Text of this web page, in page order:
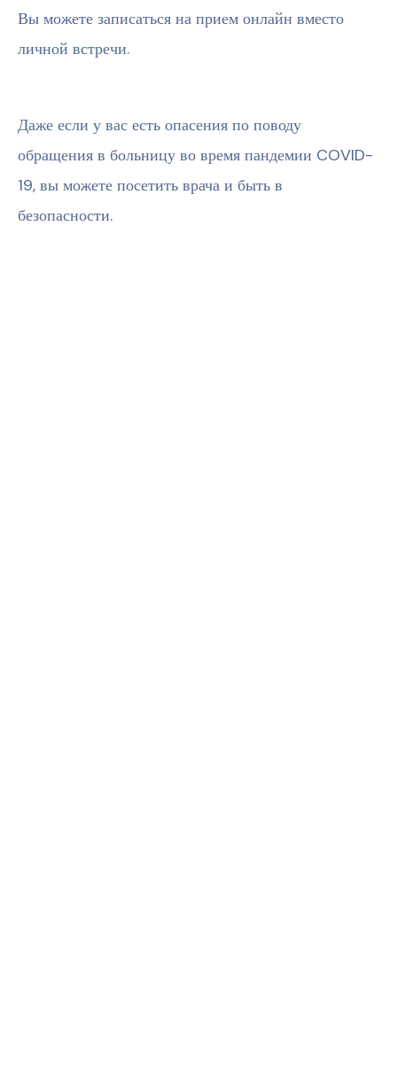
Вы можете записаться на прием онлайн вместо
личной встречи.
Даже если у вас есть опасения по поводу
обращения в больницу во время пандемии COVID-
19, вы можете посетить врача и быть в
безопасности.